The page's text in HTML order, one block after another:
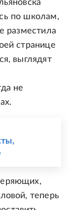
по школам,
разместила
странице
выглядят
не
теперь